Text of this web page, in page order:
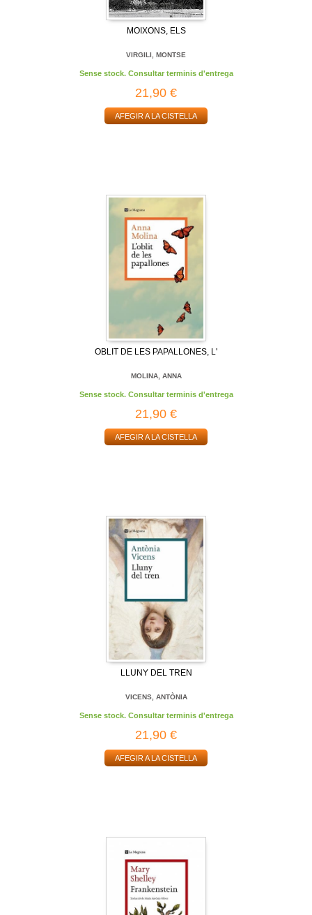
MOIXONS, ELS
VIRGILI, MONTSE
Sense stock. Consultar terminis d'entrega
21,90 €
AFEGIR A LA CISTELLA
OBLIT DE LES PAPALLONES, L'
MOLINA, ANNA
Sense stock. Consultar terminis d'entrega
21,90 €
AFEGIR A LA CISTELLA
LLUNY DEL TREN
VICENS, ANTÒNIA
Sense stock. Consultar terminis d'entrega
21,90 €
AFEGIR A LA CISTELLA